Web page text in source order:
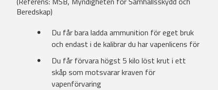
Beredskap)
Du får bara ladda ammunition för eget bruk
och endast i de kalibrar du har vapenlicens för
Du får förvara högst 5 kilo löst krut i ett
skåp som motsvarar kraven för
vapenförvaring